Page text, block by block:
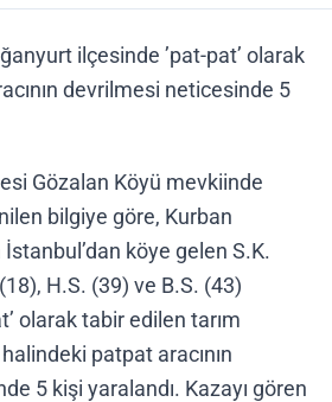
ilçesinde ’pat-pat’ olarak
devrilmesi neticesinde 5
Gözalan Köyü mevkiinde
bilgiye göre, Kurban
İstanbul’dan köye gelen S.K.
H.S. (39) ve B.S. (43)
olarak tabir edilen tarım
patpat aracının
5 kişi yaralandı. Kazayı gören